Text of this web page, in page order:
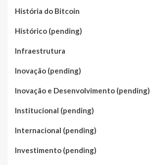
História do Bitcoin
Histórico (pending)
Infraestrutura
Inovação (pending)
Inovação e Desenvolvimento (pending)
Institucional (pending)
Internacional (pending)
Investimento (pending)